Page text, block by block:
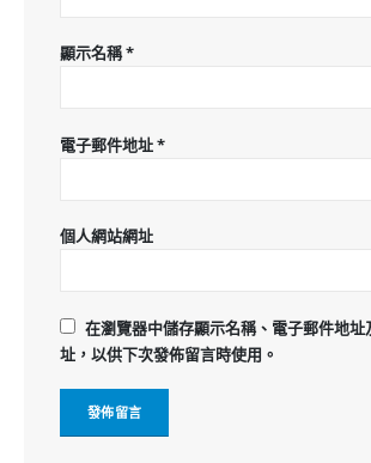
顯示名稱*
電子郵件地址*
個人網站網址
在瀏覽器中儲存顯示名稱、電子郵件地址
址，以供下次發佈留言時使用。